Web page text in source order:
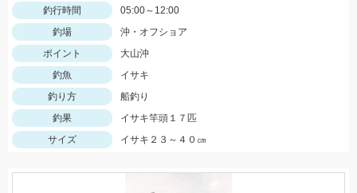
釣行時間
05:00～12:00
釣場
沖・オフショア
ポイント
大山沖
釣魚
イサキ
釣り方
船釣り
釣果
イサキ竿頭１７匹
サイズ
イサキ２３～４０㎝